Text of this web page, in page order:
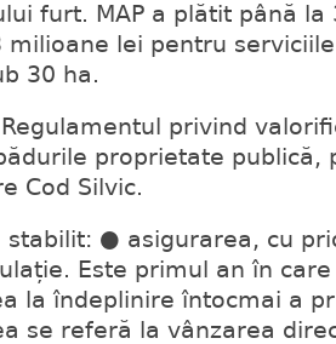
furt. MAP a plătit până
milioane lei pentru
30 ha.
privind
proprietate publică,
Cod Silvic.
stabilit: ● asigurarea, cu
Este primul an în
la îndeplinire întocmai a
se referă la vânzarea